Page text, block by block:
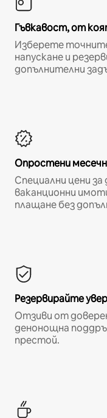
Гъвкавост, от
Изберете
напускане и
допълнителни
Опростени
Специални цени
ваканционни
плащане без
Резервирайте
Отзиви от
денонощна
престой.